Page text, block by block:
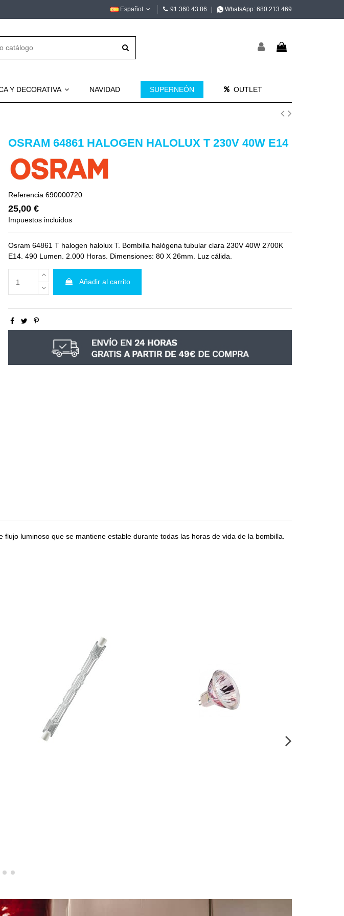
Español 91 360 43 86 WhatsApp: 680 213 469
Y DECORATIVA NAVIDAD SUPERNEÓN OUTLET
OSRAM 64861 HALOGEN HALOLUX T 230V 40W E14
Referencia 690000720
25,00 €
Impuestos incluidos
Osram 64861 T halogen halolux T. Bombilla halógena tubular clara 230V 40W 2700K
E14. 490 Lumen. 2.000 Horas. Dimensiones: 80 X 26mm. Luz cálida.
Añadir al carrito
luminoso que se mantiene estable durante todas las horas de vida de la bombilla.